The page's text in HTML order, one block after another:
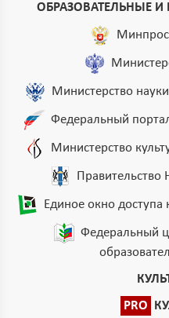
ОБРАЗОВАТЕЛЬНЫЕ
Министерство
Федеральный
Министерство
Правительство
Единое окно
Федеральный
PRO